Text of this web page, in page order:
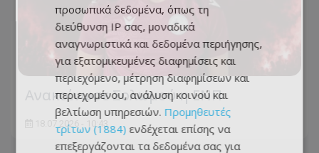
Ανακοίνωσε Σολωμού η ΕΝΠ
18.07.2026 - 10:43
προσωπικά δεδομένα, όπως τη
διεύθυνση IP σας, μοναδικά
αναγνωριστικά και δεδομένα περιήγησης,
για εξατομικευμένες διαφημίσεις και
περιεχόμενο, μέτρηση διαφημίσεων και
περιεχομένου, ανάλυση κοινού και
βελτίωση υπηρεσιών. Προμηθευτές
τρίτων (1884) ενδέχεται επίσης να
επεξεργάζονται τα δεδομένα σας για